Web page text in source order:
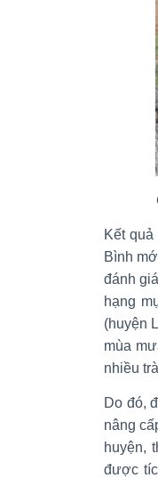
Kết
Bình
đánh
hạng
(huyện
mùa
nhiều
Do đó,
nâng
huyện,
được